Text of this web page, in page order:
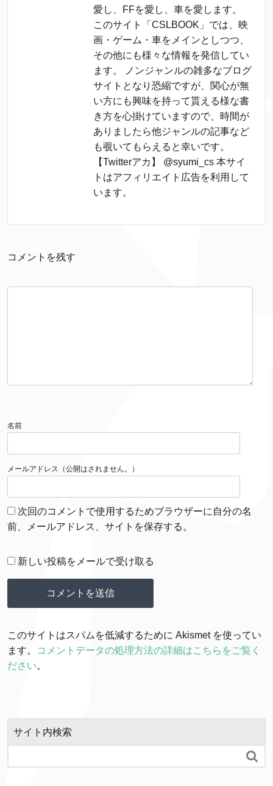
愛し、FFを愛し、車を愛します。
このサイト「CSLBOOK」では、映
画・ゲーム・車をメインとしつつ、
その他にも様々な情報を発信してい
ます。 ノンジャンルの雑多なブログ
サイトとなり恐縮ですが、関心が無
い方にも興味を持って貰える様な書
き方を心掛けていますので、時間が
ありましたら他ジャンルの記事など
も覗いてもらえると幸いです。
【Twitterアカ】 @syumi_cs 本サイ
トはアフィリエイト広告を利用して
います。
コメントを残す
名前
メールアドレス（公開はされません。）
次回のコメントで使用するためブラウザーに自分の名
前、メールアドレス、サイトを保存する。
新しい投稿をメールで受け取る
このサイトはスパムを低減するために Akismet を使ってい
ます。
コメントデータの処理方法の詳細はこちらをご覧く
ださい。
サイト内検索
